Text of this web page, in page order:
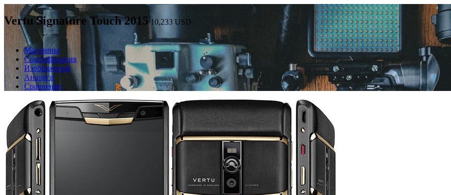
Vertu Signature Touch 2015 10,233 USD
Магазины
Спецификация
Изображения
Аналоги
Сравнение